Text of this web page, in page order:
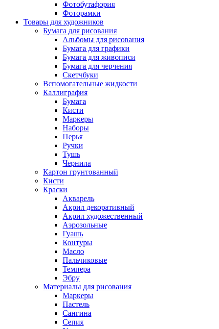
Фотобутафория
Фоторамки
Товары для художников
Бумага для рисования
Альбомы для рисования
Бумага для графики
Бумага для живописи
Бумага для черчения
Скетчбуки
Вспомогательные жидкости
Каллиграфия
Бумага
Кисти
Маркеры
Наборы
Перья
Ручки
Тушь
Чернила
Картон грунтованный
Кисти
Краски
Акварель
Акрил декоративный
Акрил художественный
Аэрозольные
Гуашь
Контуры
Масло
Пальчиковые
Темпера
Эбру
Материалы для рисования
Маркеры
Пастель
Сангина
Сепия